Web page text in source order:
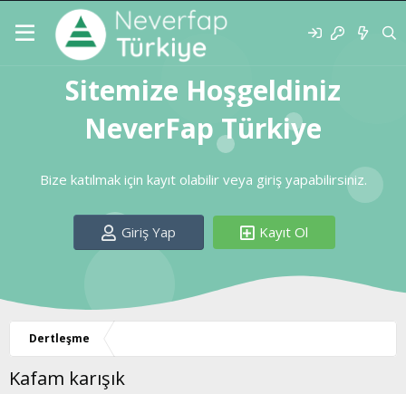
Sitemize Hoşgeldiniz
NeverFap Türkiye
Bize katılmak için kayıt olabilir veya giriş yapabilirsiniz.
Giriş Yap Kayıt Ol
Dertleşme
Kafam karışık